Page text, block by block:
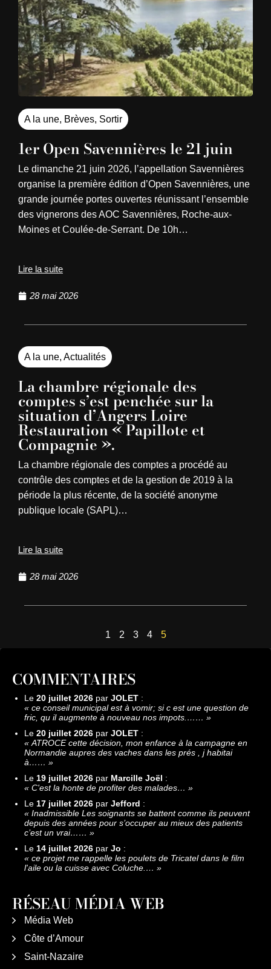
A la une, Brèves, Sortir
1er Open Savennières le 21 juin
Le dimanche 21 juin 2026, l’appellation Savennières
organise la première édition d’Open Savennières, une
grande journée portes ouvertes réunissant l’ensemble
des vignerons des AOC Savennières, Roche-aux-
Moines et Coulée-de-Serrant. De 10h…
Lire la suite
28 mai 2026
A la une, Actualités
La chambre régionale des
comptes s’est penchée sur la
situation d’Angers Loire
Restauration « Papillote et
Compagnie ».
La chambre régionale des comptes a procédé au
contrôle des comptes et de la gestion de 2019 à la
période la plus récente, de la société anonyme
publique locale (SAPL)…
Lire la suite
28 mai 2026
1 2 3 4 5
COMMENTAIRES
Le 20 juillet 2026 par JOLET :
« ce conseil municipal est à vomir; si c est une question de
fric, qu il augmente à nouveau nos impots.…… »
Le 20 juillet 2026 par JOLET :
«ATROCE cette décision, mon enfance à la campagne en
Normandie aupres des vaches dans les prés , j habitai
à…… »
Le 19 juillet 2026 par Marcille Joël :
« C'est la honte de profiter des malades… »
Le 17 juillet 2026 par Jefford :
« Inadmissible Les soignants se battent comme ils peuvent
depuis des années pour s’occuper au mieux des patients
c’est un vrai…… »
Le 14 juillet 2026 par Jo :
« ce projet me rappelle les poulets de Tricatel dans le film
l'aile ou la cuisse avec Coluche.… »
RÉSEAU MÉDIA WEB
Média Web
Côte d’Amour
Saint-Nazaire